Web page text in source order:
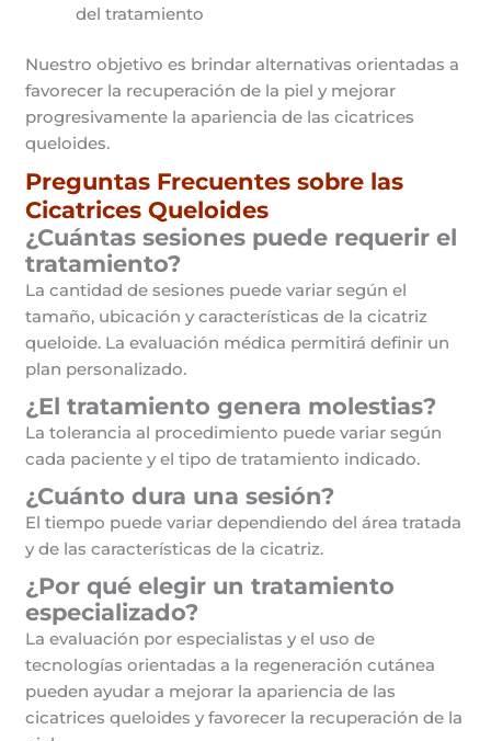
del tratamiento
Nuestro objetivo es brindar alternativas orientadas a
favorecer la recuperación de la piel y mejorar
progresivamente la apariencia de las cicatrices
queloides.
Preguntas Frecuentes sobre las
Cicatrices Queloides
¿Cuántas sesiones puede requerir el
tratamiento?
La cantidad de sesiones puede variar según el
tamaño, ubicación y características de la cicatriz
queloide. La evaluación médica permitirá definir un
plan personalizado.
¿El tratamiento genera molestias?
La tolerancia al procedimiento puede variar según
cada paciente y el tipo de tratamiento indicado.
¿Cuánto dura una sesión?
El tiempo puede variar dependiendo del área tratada
y de las características de la cicatriz.
¿Por qué elegir un tratamiento
especializado?
La evaluación por especialistas y el uso de
tecnologías orientadas a la regeneración cutánea
pueden ayudar a mejorar la apariencia de las
cicatrices queloides y favorecer la recuperación de la